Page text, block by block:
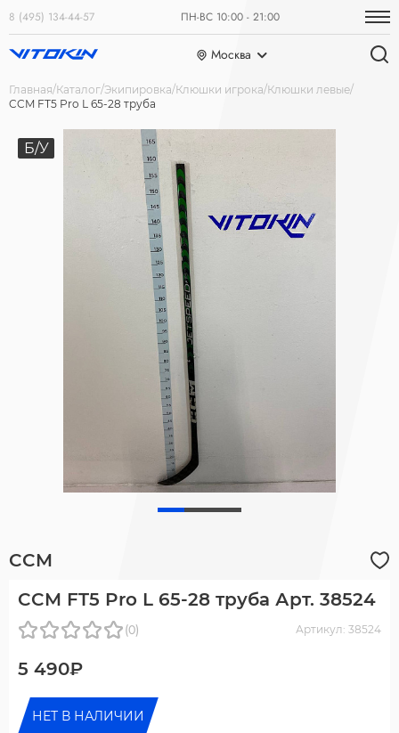
8 (495) 134-44-57 ПН-ВС 10:00 - 21:00
Москва
Главная Каталог Экипировка Клюшки игрока Клюшки левые
CCM FT5 Pro L 65-28 труба
Б/У
CCM
CCM FT5 Pro L 65-28 труба Арт. 38524
(0) Артикул: 38524
5 490₽
НЕТ В НАЛИЧИИ